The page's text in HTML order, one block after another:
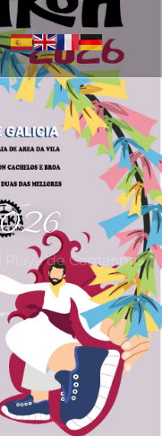
de Camariñas